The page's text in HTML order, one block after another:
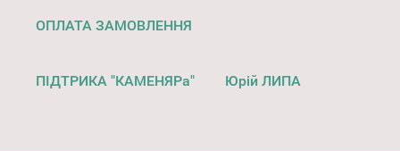
ОПЛАТА ЗАМОВЛЕННЯ
ПІДТРИКА "КАМЕНЯРа" Юрій ЛИПА